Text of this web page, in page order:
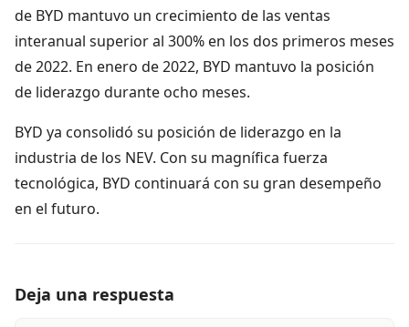
de BYD mantuvo un crecimiento de las ventas
interanual superior al 300% en los dos primeros meses
de 2022. En enero de 2022, BYD mantuvo la posición
de liderazgo durante ocho meses.
BYD ya consolidó su posición de liderazgo en la
industria de los NEV. Con su magnífica fuerza
tecnológica, BYD continuará con su gran desempeño
en el futuro.
Deja una respuesta